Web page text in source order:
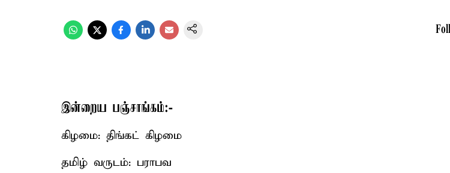
இன்றைய பஞ்சாங்கம்:-
கிழமை: திங்கட் கிழமை
தமிழ் வருடம்: பராபவ